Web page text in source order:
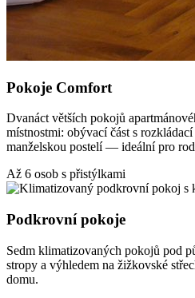
Pokoje Comfort
Dvanáct větších pokojů
místnostmi: obývací část s
manželskou postelí — ideální pro
Až 6 osob s přistýlkami
Podkrovní pokoje
Sedm klimatizovaných pokojů pod
stropy a výhledem na žižkovské
domu.